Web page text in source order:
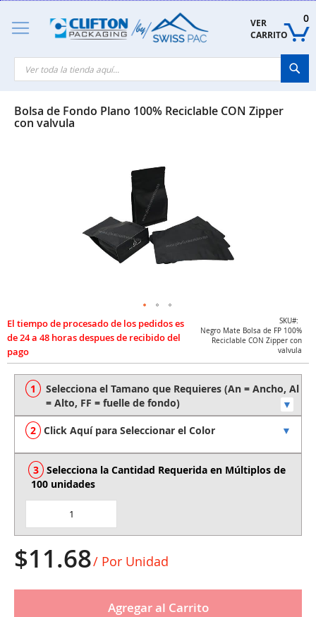
Skip
Content
VER
CARRITO
0
Bolsa de Fondo Plano 100% Reciclable CON Zipper
con valvula
SKU
Negro Mate Bolsa de FP 100%
Reciclable CON Zipper con
valvula
Click Aquí para Seleccionar el Color
Selecciona la Cantidad Requerida en Múltiplos de
100 unidades
$11.68/ Por Unidad
Agregar al Carrito
Skip
to
the
beginning
of
the
images
gallery